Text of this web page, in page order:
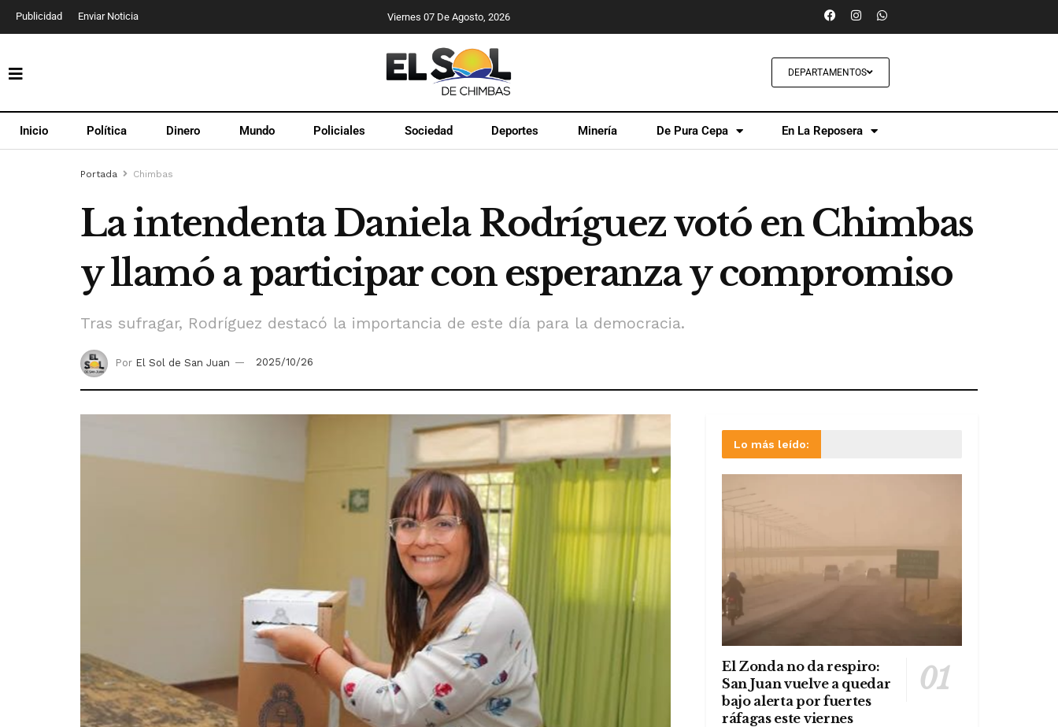
Publicidad Enviar Noticia Viernes 07 De Agosto, 2026
DEPARTAMENTOS
Inicio Política Dinero Mundo Policiales Sociedad Deportes Minería De Pura Cepa En La Reposera
Portada Chimbas
La intendenta Daniela Rodríguez votó en Chimbas
y llamó a participar con esperanza y compromiso
Tras sufragar, Rodríguez destacó la importancia de este día para la democracia.
Por El Sol de San Juan 2025/10/26
Lo más leído:
El Zonda no da respiro:
San Juan vuelve a quedar
bajo alerta por fuertes
ráfagas este viernes